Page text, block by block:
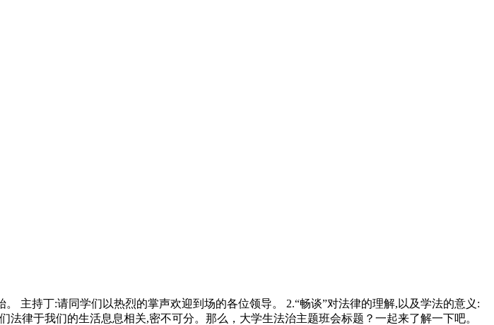
主持丁:请同学们以热烈的掌声欢迎到场的各位领导。 2.“畅谈”对法律的理解,以及学法的意义:
律于我们的生活息息相关,密不可分。那么，大学生法治主题班会标题？一起来了解一下吧。